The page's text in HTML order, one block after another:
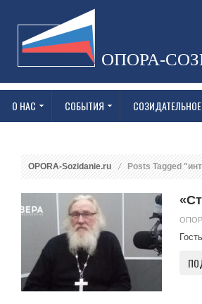
ОПОРА-
О НАС СОБЫТИЯ
OPORA-Sozidanie.ru Posts Tagged